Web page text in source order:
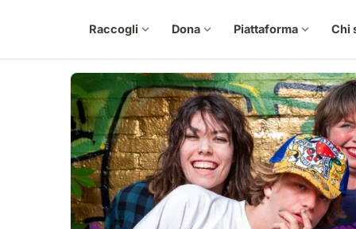
Raccogli expand_more Dona expand_more Piattaforma expand_more Chi